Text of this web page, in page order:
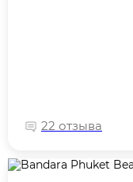
22 отзыва